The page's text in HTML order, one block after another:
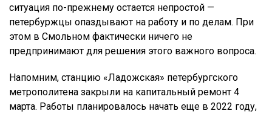
ситуация по-прежнему остается непростой —
петербуржцы опаздывают на работу и по делам. При
этом в Смольном фактически ничего не
предпринимают для решения этого важного вопроса.
Напомним, станцию «Ладожская» петербургского
метрополитена закрыли на капитальный ремонт 4
марта. Работы планировалось начать еще в 2022 году,